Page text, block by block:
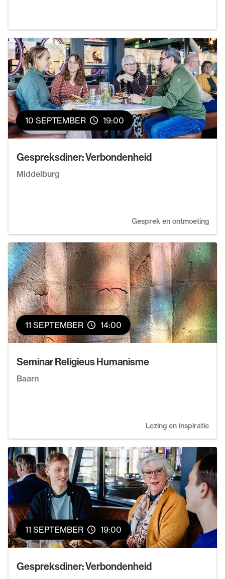
10 SEPTEMBER 19:00
Gespreksdiner: Verbondenheid
Middelburg
Gesprek en ontmoeting
11 SEPTEMBER 14:00
Seminar Religieus Humanisme
Baarn
Lezing en inspiratie
11 SEPTEMBER 19:00
Gespreksdiner: Verbondenheid